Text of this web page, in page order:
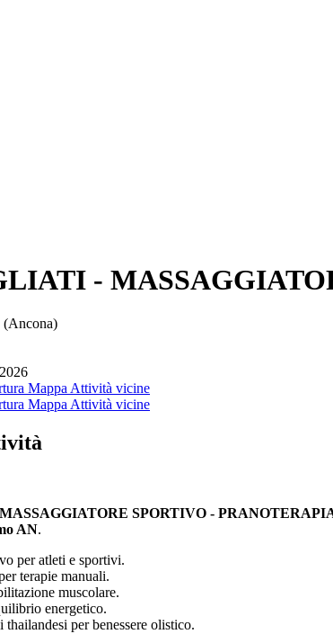
-
(Ancona)
Mappa Attività vicine
Mappa Attività vicine
SPORTIVO -
AN.
per atleti e sportivi.
terapie manuali.
muscolare.
energetico.
thailandesi per benessere olistico.